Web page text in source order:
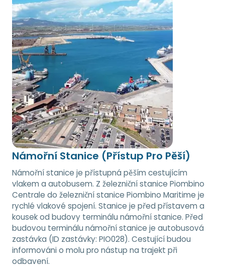
Námořní Stanice (Přístup Pro Pěší)
Námořní stanice je přístupná pěším cestujícím
vlakem a autobusem. Z železniční stanice Piombino
Centrale do železniční stanice Piombino Maritime je
rychlé vlakové spojení. Stanice je před přístavem a
kousek od budovy terminálu námořní stanice. Před
budovou terminálu námořní stanice je autobusová
zastávka (ID zastávky: PIO028). Cestující budou
informováni o molu pro nástup na trajekt při
odbavení.